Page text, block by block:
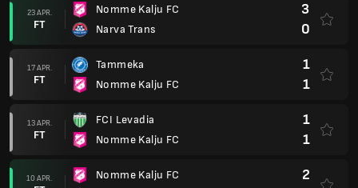
23 APR.
FT
Nomme Kalju FC
Narva Trans
3
0
17 APR.
FT
Tammeka
Nomme Kalju FC
1
1
13 APR.
FT
FCI Levadia
Nomme Kalju FC
1
1
10 APR. Nomme Kalju FC
2